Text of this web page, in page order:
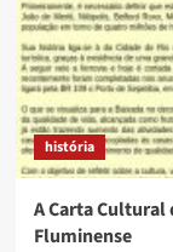
história
de
Mahommah
Gardo
Baquaqua
história
A Carta Cultural
Fluminense